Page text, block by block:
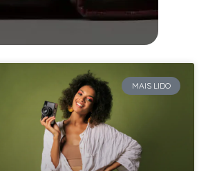
MAIS LIDO